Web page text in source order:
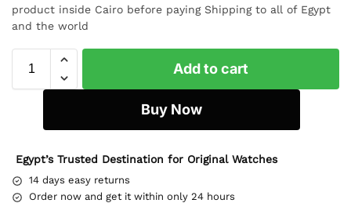
product inside Cairo before paying Shipping to all of Egypt
and the world
Add to cart
Buy Now
Egypt’s Trusted Destination for Original Watches
14 days easy returns
Order now and get it within only 24 hours